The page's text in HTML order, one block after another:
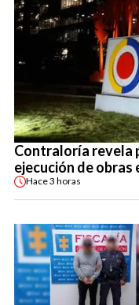
Contraloría revela
ejecución de obras
Hace3 horas